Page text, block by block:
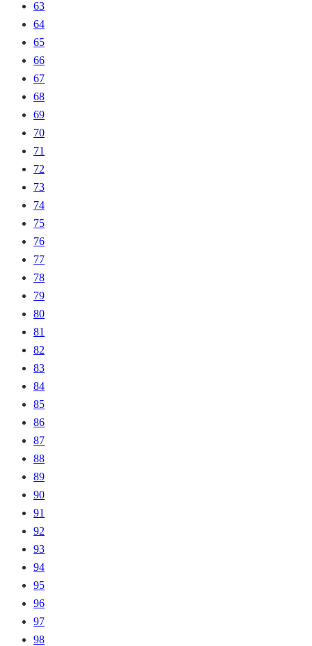
63
64
65
66
67
68
69
70
71
72
73
74
75
76
77
78
79
80
81
82
83
84
85
86
87
88
89
90
91
92
93
94
95
96
97
98